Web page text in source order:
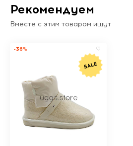
Рекомендуем
Вместе с этим товаром ищут
-36%